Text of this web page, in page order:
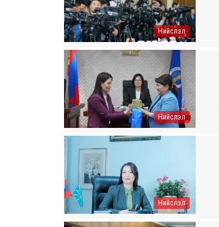
Нийслэл
Нийслэл
Нийслэл